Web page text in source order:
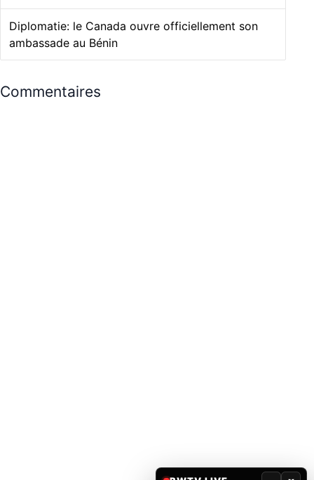
Diplomatie: le Canada ouvre officiellement son
ambassade au Bénin
Commentaires